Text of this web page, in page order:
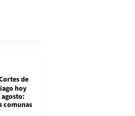
de
hoy
agosto:
comunas